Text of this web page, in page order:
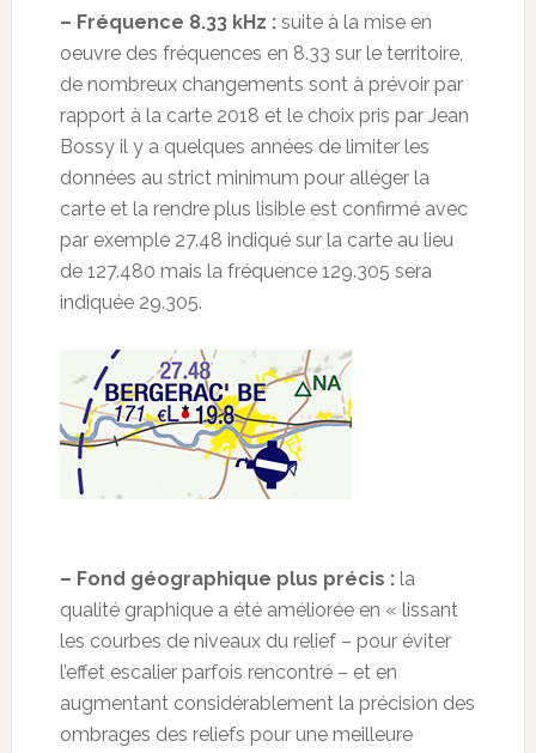
– Fréquence 8.33 kHz : suite à la mise en
oeuvre des fréquences en 8.33 sur le territoire,
de nombreux changements sont à prévoir par
rapport à la carte 2018 et le choix pris par Jean
Bossy il y a quelques années de limiter les
données au strict minimum pour alléger la
carte et la rendre plus lisible est confirmé avec
par exemple 27.48 indiqué sur la carte au lieu
de 127.480 mais la fréquence 129.305 sera
indiquée 29.305.
– Fond géographique plus précis :la
qualité graphique a été améliorée en « lissant
les courbes de niveaux du relief – pour éviter
l’effet escalier parfois rencontré – et en
augmentant considérablement la précision des
ombrages des reliefs pour une meilleure